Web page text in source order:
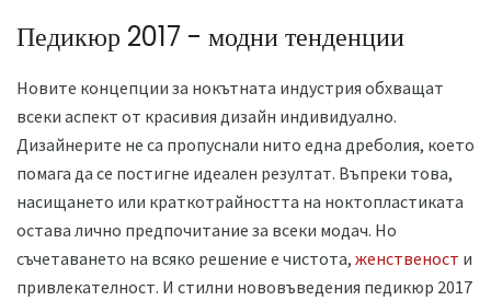
Педикюр 2017 - модни тенденции
Новите концепции за нокътната индустрия обхващат
всеки аспект от красивия дизайн индивидуално.
Дизайнерите не са пропуснали нито една дреболия, което
помага да се постигне идеален резултат. Въпреки това,
насищането или краткотрайността на ноктопластиката
остава лично предпочитание за всеки модач. Но
съчетаването на всяко решение е чистота, женственост и
привлекателност. И стилни нововъведения педикюр 2017